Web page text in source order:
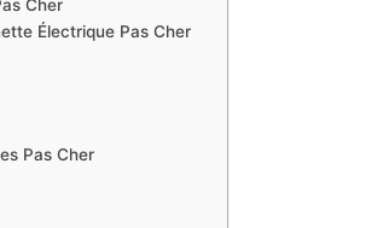
Cher
Électrique Pas Cher
Pas Cher